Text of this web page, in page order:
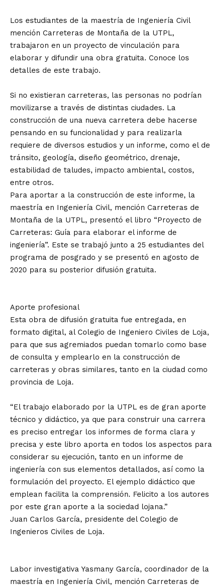
Los estudiantes de la maestría de Ingeniería Civil
mención Carreteras de Montaña de la UTPL,
trabajaron en un proyecto de vinculación para
elaborar y difundir una obra gratuita. Conoce los
detalles de este trabajo.
Si no existieran carreteras, las personas no podrían
movilizarse a través de distintas ciudades. La
construcción de una nueva carretera debe hacerse
pensando en su funcionalidad y para realizarla
requiere de diversos estudios y un informe, como el de
tránsito, geología, diseño geométrico, drenaje,
estabilidad de taludes, impacto ambiental, costos,
entre otros.
Para aportar a la construcción de este informe, la
maestría en Ingeniería Civil, mención Carreteras de
Montaña de la UTPL, presentó el libro “Proyecto de
Carreteras: Guía para elaborar el informe de
ingeniería”. Este se trabajó junto a 25 estudiantes del
programa de posgrado y se presentó en agosto de
2020 para su posterior difusión gratuita.
Aporte profesional
Esta obra de difusión gratuita fue entregada, en
formato digital, al Colegio de Ingeniero Civiles de Loja,
para que sus agremiados puedan tomarlo como base
de consulta y emplearlo en la construcción de
carreteras y obras similares, tanto en la ciudad como
provincia de Loja.
“El trabajo elaborado por la UTPL es de gran aporte
técnico y didáctico, ya que para construir una carrera
es preciso entregar los informes de forma clara y
precisa y este libro aporta en todos los aspectos para
considerar su ejecución, tanto en un informe de
ingeniería con sus elementos detallados, así como la
formulación del proyecto. El ejemplo didáctico que
emplean facilita la comprensión. Felicito a los autores
por este gran aporte a la sociedad lojana.”
Juan Carlos García, presidente del Colegio de
Ingenieros Civiles de Loja.
Labor investigativa Yasmany García, coordinador de la
maestría en Ingeniería Civil, mención Carreteras de